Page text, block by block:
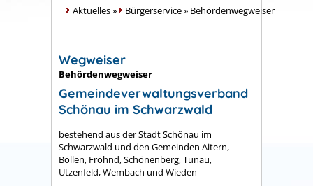
Aktuelles» Bürgerservice» Behördenwegweiser
Wegweiser
Behördenwegweiser
Gemeindeverwaltungsverband
Schönau im Schwarzwald
bestehend aus der Stadt Schönau im
Schwarzwald und den Gemeinden Aitern,
Böllen, Fröhnd, Schönenberg, Tunau,
Utzenfeld, Wembach und Wieden